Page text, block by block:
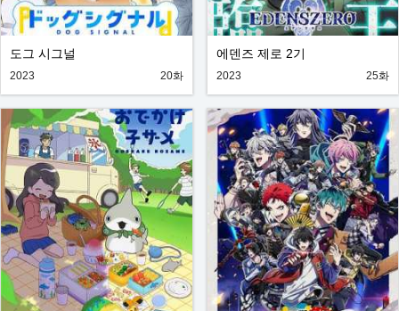
도그 시그널
2023 20화
에덴즈 제로 2기
2023 25화